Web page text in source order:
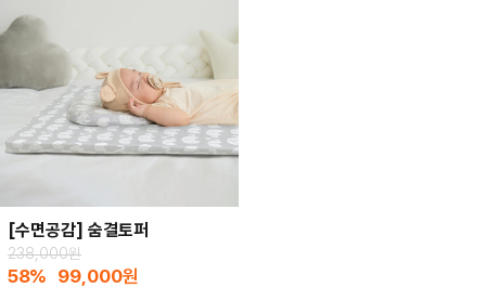
[수면공감] 숨결토퍼
238,000원
58% 99,000원